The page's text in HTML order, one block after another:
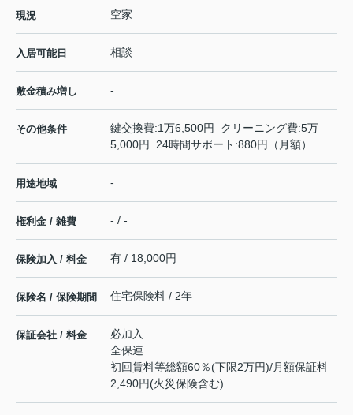
現況 空家
入居可能日 相談
敷金積み増し -
その他条件
鍵交換費:1万6,500円 クリーニング費:5万
5,000円 24時間サポート:880円（月額）
用途地域 -
権利金 / 雑費 - / -
保険加入 / 料金 有 / 18,000円
保険名 / 保険期間 住宅保険料 / 2年
保証会社 / 料金
必加入
全保連
初回賃料等総額60％(下限2万円)/月額保証料
2,490円(火災保険含む)